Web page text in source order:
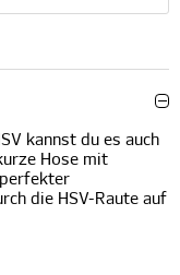
kannst du es auch
Hose mit
die HSV-Raute auf